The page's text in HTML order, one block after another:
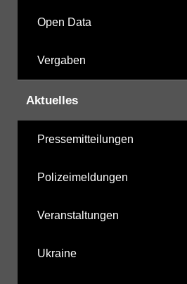
Open Data
Vergaben
Aktuelles
Pressemitteilungen
Polizeimeldungen
Veranstaltungen
Ukraine